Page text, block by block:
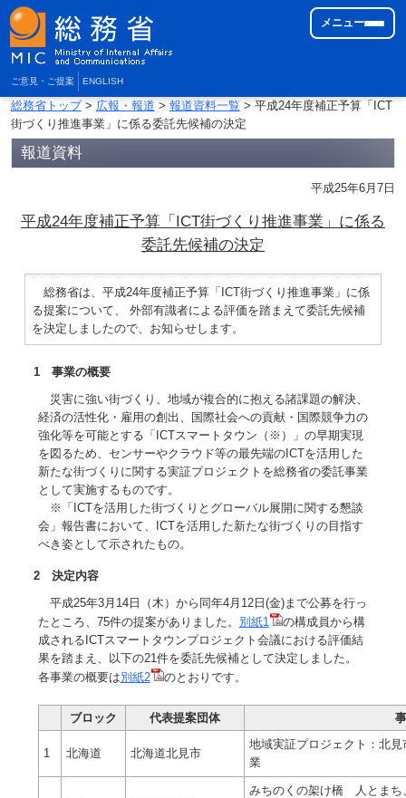
ご意見・ご提案 ENGLISH
メニュー
総務省トップ> 広報・報道 > 報道資料一覧> 平成24年度補正予算「ICT
街づくり推進事業」に係る委託先候補の決定
報道資料
平成25年6月7日
平成24年度補正予算「ICT街づくり推進事業」に係る
委託先候補の決定
総務省は、平成24年度補正予算「ICT街づくり推進事業」に係
る提案について、 外部有識者による評価を踏まえて委託先候補
を決定しましたので、お知らせします。
1 事業の概要
災害に強い街づくり、地域が複合的に抱える諸課題の解決、
経済の活性化・雇用の創出、国際社会への貢献・国際競争力の
強化等を可能とする「ICTスマートタウン（※）」の早期実現
を図るため、センサーやクラウド等の最先端のICTを活用した
新たな街づくりに関する実証プロジェクトを総務省の委託事業
として実施するものです。
※「ICTを活用した街づくりとグローバル展開に関する懇談
会」報告書において、ICTを活用した新たな街づくりの目指す
べき姿として示されたもの。
2 決定内容
平成25年3月14日（木）から同年4月12日(金)まで公募を行っ
たところ、75件の提案がありました。 別紙1
の構成員から構
成されるICTスマートタウンプロジェクト会議における評価結
果を踏まえ、以下の21件を委託先候補として決定しました。
各事業の概要は別紙2 のとおりです。
ブロック 代表提案団体
1 北海道 北海道北見市
地域実証プロジェクト：北
業
みちのくの架け橋 人とまち